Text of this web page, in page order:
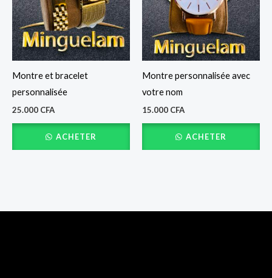
Montre et bracelet
personnalisée
25.000 CFA
ACHETER
Montre personnalisée avec
votre nom
15.000 CFA
ACHETER